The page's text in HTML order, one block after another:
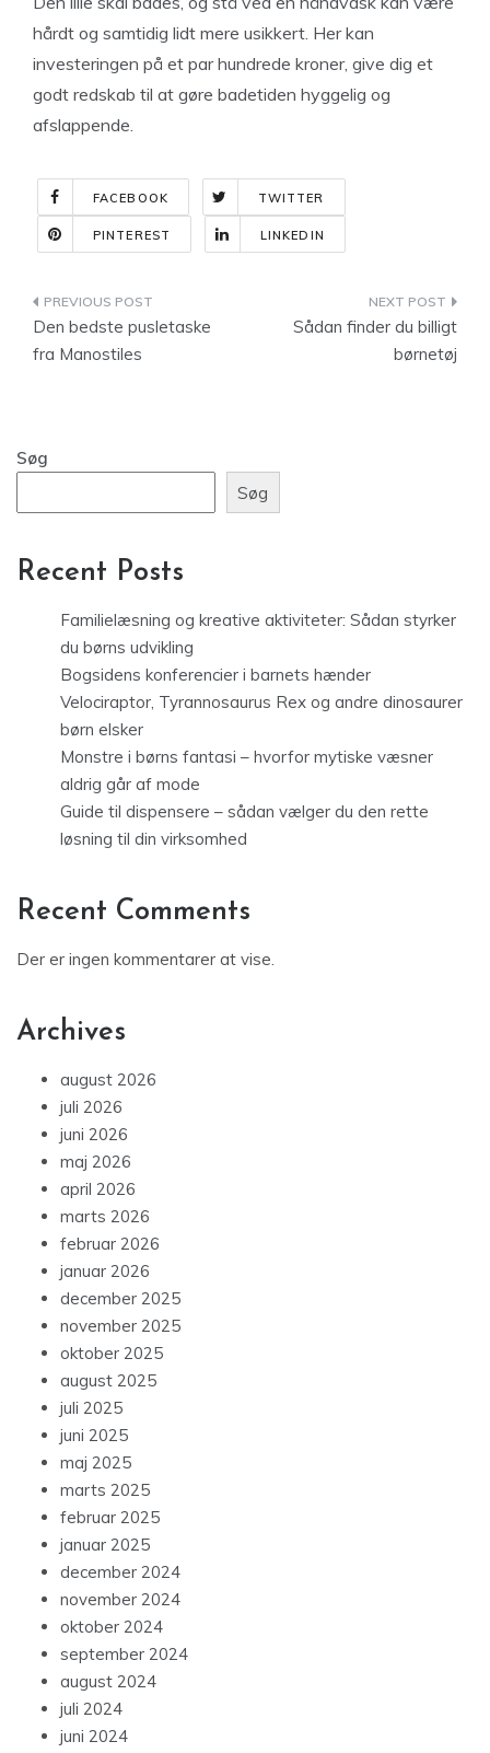
hårdt og samtidig lidt mere usikkert. Her kan
investeringen på et par hundrede kroner, give dig et
godt redskab til at gøre badetiden hyggelig og
afslappende.
FACEBOOK TWITTER
PINTEREST LINKEDIN
Indlægsnavigation
Den bedste pusletaske
fra Manostiles
Sådan finder du billigt
børnetøj
Søg
Søg
Recent Posts
Familielæsning og kreative aktiviteter: Sådan styrker
du børns udvikling
Bogsidens konferencier i barnets hænder
Velociraptor, Tyrannosaurus Rex og andre dinosaurer
børn elsker
Monstre i børns fantasi – hvorfor mytiske væsner
aldrig går af mode
Guide til dispensere – sådan vælger du den rette
løsning til din virksomhed
Recent Comments
Der er ingen kommentarer at vise.
Archives
august 2026
juli 2026
juni 2026
maj 2026
april 2026
marts 2026
februar 2026
januar 2026
december 2025
november 2025
oktober 2025
august 2025
juli 2025
juni 2025
maj 2025
marts 2025
februar 2025
januar 2025
december 2024
november 2024
oktober 2024
september 2024
august 2024
juli 2024
juni 2024